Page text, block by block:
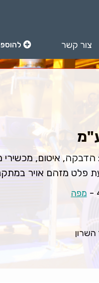
צור קשר
הדבקה, איטום,
- מפה
השרון